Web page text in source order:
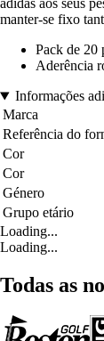
adidas aos seus
manter-se fixo
Pack de 20
Aderência
Informações
Marca
Referência do
Cor
Cor
Género
Grupo etário
Loading...
Loading...
Todas as